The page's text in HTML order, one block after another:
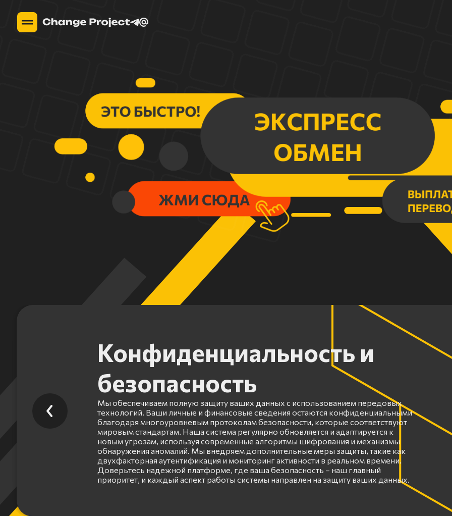
Конфиденциальность и
безопасность
Мы обеспечиваем полную защиту ваших данных с использованием передовых
технологий. Ваши личные и финансовые сведения остаются конфиденциальными
благодаря многоуровневым протоколам безопасности, которые соответствуют
мировым стандартам. Наша система регулярно обновляется и адаптируется к
новым угрозам, используя современные алгоритмы шифрования и механизмы
обнаружения аномалий. Мы внедряем дополнительные меры защиты, такие как
двухфакторная аутентификация и мониторинг активности в реальном времени.
Доверьтесь надежной платформе, где ваша безопасность – наш главный
приоритет, и каждый аспект работы системы направлен на защиту ваших данных.